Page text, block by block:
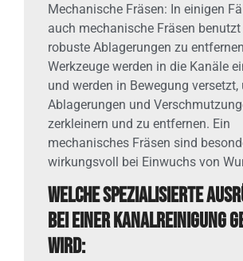
Mechanische Fräsen: In einigen
auch mechanische Fräsen benutzt
robuste Ablagerungen zu
Werkzeuge werden in die Kanäle
und werden in Bewegung versetzt,
Ablagerungen und
zerkleinern und zu entfernen. Ein
mechanisches Fräsen sind
wirkungsvoll bei Einwuchs von
Welche spezialisierte
bei einer Kanalreinigung
wird: